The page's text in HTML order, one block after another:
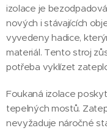
izolace je
nových i stávajících
vyvedeny hadice,
materiál. Tento stroj
potřeba vyklízet
Foukaná izolace
tepelných mostů.
nevyžaduje náročné